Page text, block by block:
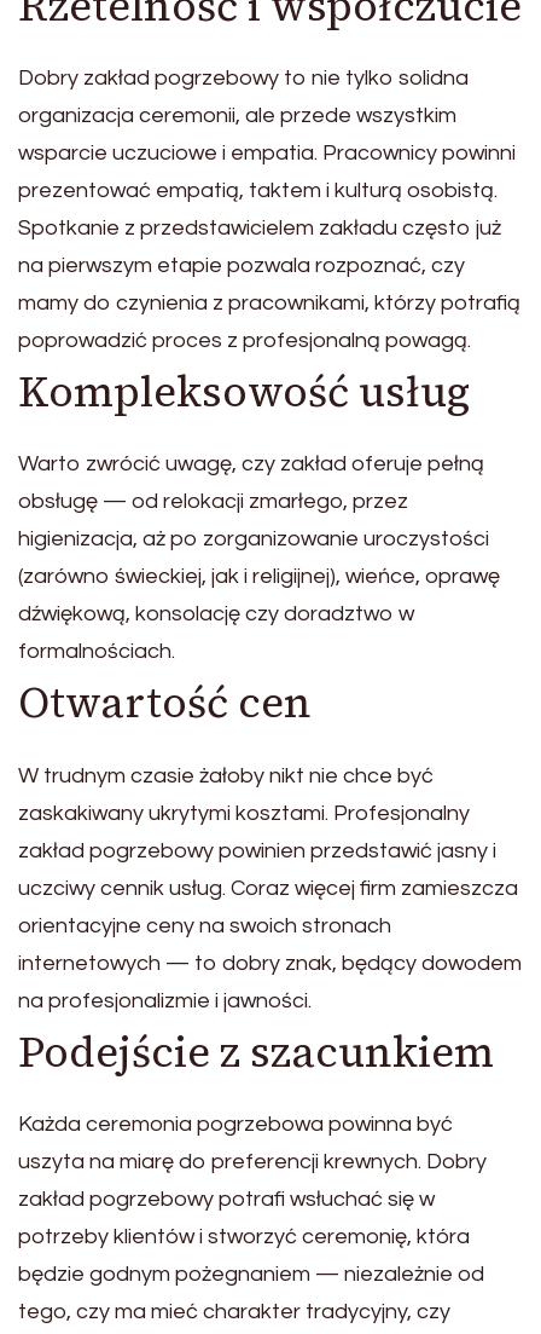
Dobry zakład pogrzebowy to nie tylko solidna
organizacja ceremonii, ale przede wszystkim
wsparcie uczuciowe i empatia. Pracownicy powinni
prezentować empatią, taktem i kulturą osobistą.
Spotkanie z przedstawicielem zakładu często już
na pierwszym etapie pozwala rozpoznać, czy
mamy do czynienia z pracownikami, którzy potrafią
poprowadzić proces z profesjonalną powagą.
Kompleksowość usług
Warto zwrócić uwagę, czy zakład oferuje pełną
obsługę — od relokacji zmarłego, przez
higienizacja, aż po zorganizowanie uroczystości
(zarówno świeckiej, jak i religijnej), wieńce, oprawę
dźwiękową, konsolację czy doradztwo w
formalnościach.
Otwartość cen
W trudnym czasie żałoby nikt nie chce być
zaskakiwany ukrytymi kosztami. Profesjonalny
zakład pogrzebowy powinien przedstawić jasny i
uczciwy cennik usług. Coraz więcej firm zamieszcza
orientacyjne ceny na swoich stronach
internetowych — to dobry znak, będący dowodem
na profesjonalizmie i jawności.
Podejście z szacunkiem
Każda ceremonia pogrzebowa powinna być
uszyta na miarę do preferencji krewnych. Dobry
zakład pogrzebowy potrafi wsłuchać się w
potrzeby klientów i stworzyć ceremonię, która
będzie godnym pożegnaniem — niezależnie od
tego, czy ma mieć charakter tradycyjny, czy